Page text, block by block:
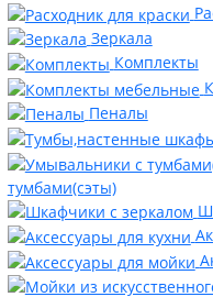
Зеркала
Комплекты
Пеналы
тумбами(сэты)